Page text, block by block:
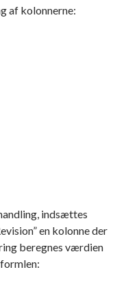
af kolonnerne:
indsættes
en kolonne der
beregnes værdien